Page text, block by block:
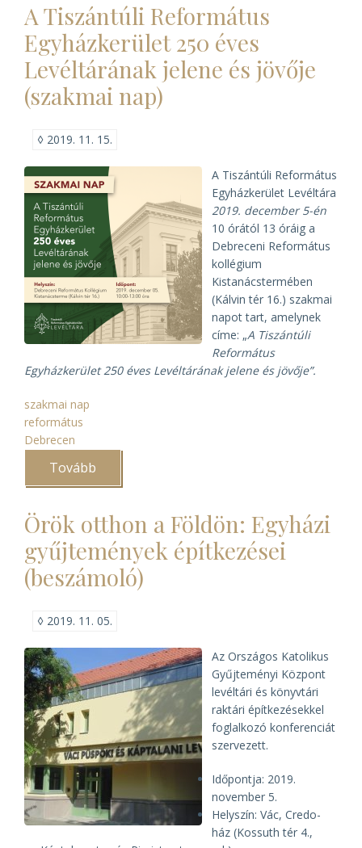
László)
A Tiszántúli Református
Egyházkerület 250 éves
Levéltárának jelene és jövője
(szakmai nap)
◊ 2019. 11. 15.
A Tiszántúli Református
Egyházkerület Levéltára
2019. december 5-én
10 órától 13 óráig a
Debreceni Református
kollégium
Kistanácstermében
(Kálvin tér 16.) szakmai
napot tart, amelynek
címe: „A Tiszántúli
Református
Egyházkerület 250 éves Levéltárának jelene és jövője”.
szakmai nap
református
Debrecen
Tovább
Református
250
éves
Levéltárának
jelene
és
jövője
Örök otthon a Földön: Egyházi
gyűjtemények építkezései
(beszámoló)
◊ 2019. 11. 05.
Az Országos Katolikus
Gyűjteményi Központ
levéltári és könyvtári
raktári építkezésekkel
foglalkozó konferenciát
szervezett.
Időpontja: 2019.
november 5.
Helyszín: Vác, Credo-
ház (Kossuth tér 4.,